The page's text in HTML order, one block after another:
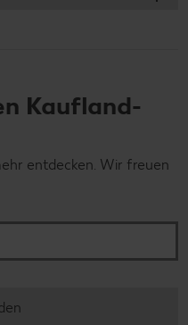
Kaufland-
entdecken. Wir freuen